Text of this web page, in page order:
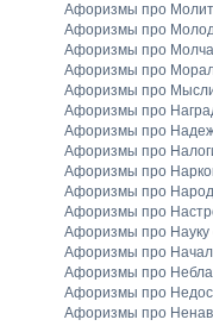
Афоризмы про
Афоризмы про
Афоризмы про
Афоризмы про
Афоризмы про
Афоризмы про
Афоризмы про
Афоризмы про
Афоризмы про
Афоризмы про Народ
Афоризмы про
Афоризмы про Науку
Афоризмы про
Афоризмы про
Афоризмы про
Афоризмы про